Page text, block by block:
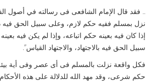
.. فقد قال الإمام الشافعى فى رسالته في أصول
نزل بمسلم ففيه حكم لازم، وعلى سبيل الحق فيه
إذا كان فيه بعينه حكم اتباعه، وإذا لم يكن فيه
سبيل الحق فيه بالاجتهاد، والاجتهاد القياس”.
فكل واقعة نزلت بالمسلم فى أى عصر وفى أية
حكم شرعى، وقد مهد الله للدلالة على هذه